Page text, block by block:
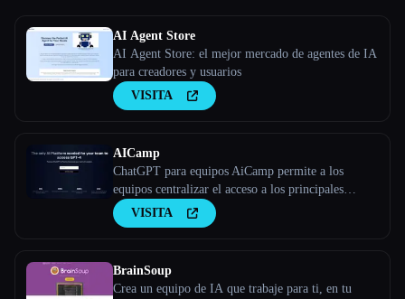
AI Agent Store
AI Agent Store: el mejor mercado de agentes de IA
para creadores y usuarios
VISITA
AICamp
ChatGPT para equipos AiCamp permite a los
equipos centralizar el acceso a los principales
modelos de IA, como Claude, Bard, y a modelos
lingüísticos grandes personalizados a través de una
VISITA
BrainSoup
Crea un equipo de IA que trabaje para ti, en tu